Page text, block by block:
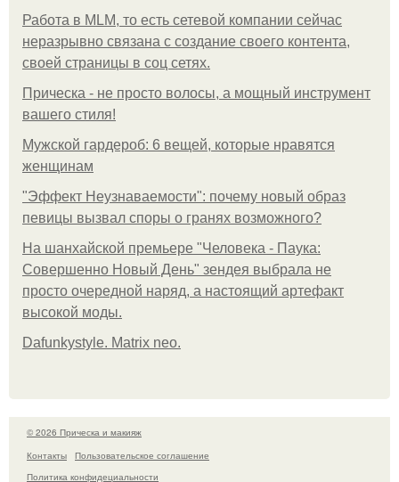
Работа в MLM, то есть сетевой компании сейчас
неразрывно связана с создание своего контента,
своей страницы в соц сетях.
Прическа - не просто волосы, а мощный инструмент
вашего стиля!
Мужской гардероб: 6 вещей, которые нравятся
женщинам
"Эффект Неузнаваемости": почему новый образ
певицы вызвал споры о гранях возможного?
На шанхайской премьере "Человека - Паука:
Совершенно Новый День" зендея выбрала не
просто очередной наряд, а настоящий артефакт
высокой моды.
Dafunkystyle. Matrix neo.
© 2026 Прическа и макияж
Контакты
Пользовательское соглашение
Политика конфидециальности